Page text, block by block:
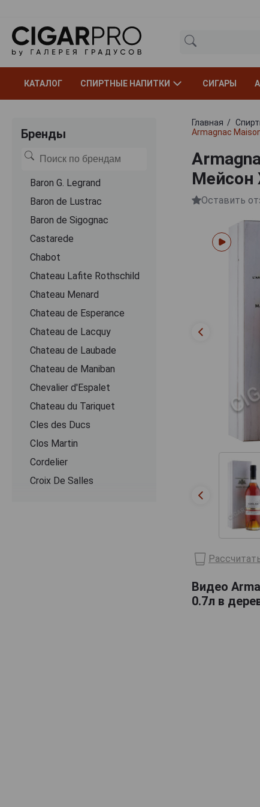
КАТАЛОГ СПИРТНЫЕ НАПИТКИ СИГАРЫ
Бренды
Baron G. Legrand
Baron de Lustrac
Baron de Sigognac
Castarede
Chabot
Chateau Lafite Rothschild
Chateau Menard
Chateau de Esperance
Chateau de Lacquy
Chateau de Laubade
Chateau de Maniban
Chevalier d'Espalet
Chаteau du Tariquet
Cles des Ducs
Clos Martin
Cordelier
Croix De Salles
Главная
Armagnac
Мейсон
Оставить
Видео
0.7л в